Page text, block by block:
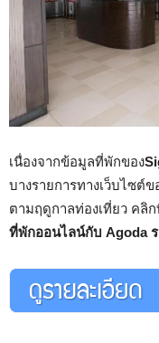
เนื่องจากข้อมูลที่พักของ
บางรายการทางเว็บไซต์
ตามฤดูกาลท่องเที่ยว คลิ
ที่พักออนไลน์กับ Agoda